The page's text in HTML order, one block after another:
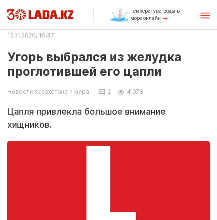
Температура воды в
море онлайн
12.11.2020, 10:47
Угорь выбрался из желудка
проглотившей его цапли
Новости Казахстана и мира 2 4 078
Цапля привлекла большое внимание
хищников.